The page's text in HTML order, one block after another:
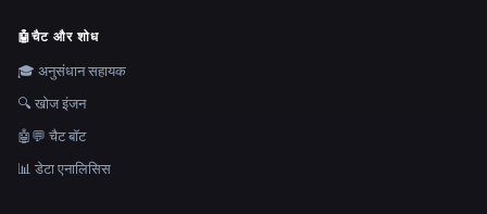
🤖चैट और शोध
🎓 अनुसंधान सहायक
🔍 खोज इंजन
🤖💬 चैट बॉट
📊 डेटा एनालिसिस